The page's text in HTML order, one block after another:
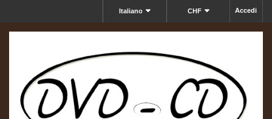
Accedi
CHF
Italiano